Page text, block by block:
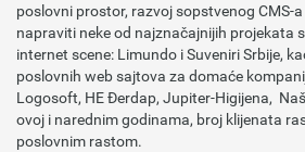
poslovni prostor, razvoj sopstvenog CMS-
napraviti neke od najznačajnijih projekata
internet scene: Limundo i Suveniri Srbije,
poslovnih web sajtova za domaće
Logosoft, HE Đerdap, Jupiter-Higijena,
ovoj i narednim godinama, broj klijenata
poslovnim rastom.